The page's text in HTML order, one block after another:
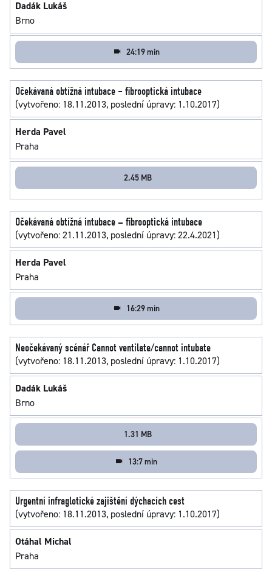
Dadák Lukáš
Brno
24:19 min
Očekávaná obtížná intubace – fibrooptická intubace
(vytvořeno: 18.11.2013, poslední úpravy: 1.10.2017)
Herda Pavel
Praha
2.45 MB
Očekávaná obtížná intubace = fibrooptická intubace
(vytvořeno: 21.11.2013, poslední úpravy: 22.4.2021)
Herda Pavel
Praha
16:29 min
Neočekávaný scénář Cannot ventilate/cannot intubate
(vytvořeno: 18.11.2013, poslední úpravy: 1.10.2017)
Dadák Lukáš
Brno
1.31 MB
13:7 min
Urgentní infraglotické zajištění dýchacích cest
(vytvořeno: 18.11.2013, poslední úpravy: 1.10.2017)
Otáhal Michal
Praha